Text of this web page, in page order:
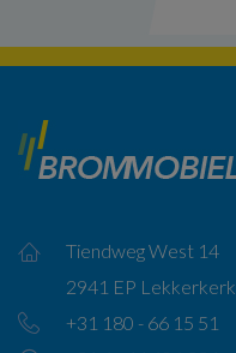
Tiendweg West 14
2941 EP Lekkerkerk
+31 180 - 66 15 51